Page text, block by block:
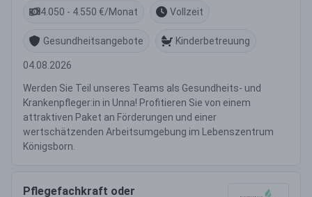
4.050 - 4.550 €/Monat
Vollzeit
Gesundheitsangebote Kinderbetreuung
04.08.2026
Werden Sie Teil unseres Teams als Gesundheits- und
Krankenpfleger:in in Unna! Profitieren Sie von einem
attraktiven Paket an Förderungen und einer
wertschätzenden Arbeitsumgebung im Lebenszentrum
Königsborn.
Pflegefachkraft oder